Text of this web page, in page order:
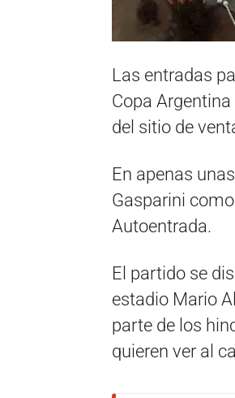
Las entradas
Copa
del sitio de
En apenas
Gasparini
Autoentrada.
El partido se
estadio Mario
parte de los
quieren ver al